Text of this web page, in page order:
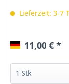
Lieferzeit: 3-7
11,00 € *